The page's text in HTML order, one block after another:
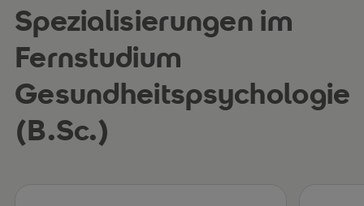
Spezialisierungen im
Fernstudium
Gesundheitspsychologie
(B.Sc.)